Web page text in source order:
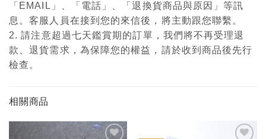
「EMAIL」、「電話」、「退換貨商品與原因」等訊
息。客服人員在接到您的來信後，將主動跟您聯繫。
2. 請注意超過七天鑑賞期的訂單，我們將不再受理退
款、退貨需求，為保障您的權益，請於收到商品後先行
檢查。
相關商品